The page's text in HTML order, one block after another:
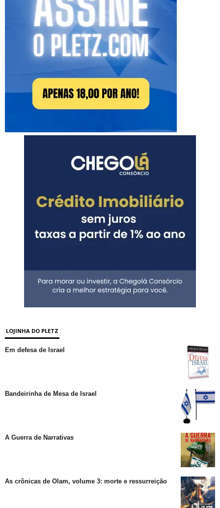
LOJINHA DO PLETZ
Em defesa de Israel
Bandeirinha de Mesa de Israel
A Guerra de Narrativas
As crônicas de Olam, volume 3: morte e ressurreição